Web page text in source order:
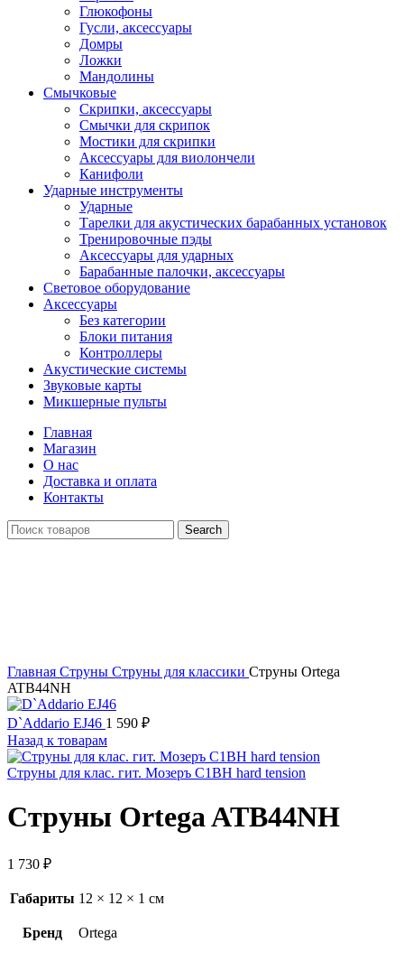
Глюкофоны
Гусли, аксессуары
Домры
Ложки
Мандолины
Смычковые
Скрипки, аксессуары
Смычки для скрипок
Мостики для скрипки
Аксессуары для виолончели
Канифоли
Ударные инструменты
Ударные
Тарелки для акустических барабанных установок
Тренировочные пэды
Аксессуары для ударных
Барабанные палочки, аксессуары
Световое оборудование
Аксессуары
Без категории
Блоки питания
Контроллеры
Акустические системы
Звуковые карты
Микшерные пульты
Главная
Магазин
О нас
Доставка и оплата
Контакты
Search
Главная Струны Струны для классики Струны Ortega
ATB44NH
D`Addario EJ46 1 590 ₽
Назад к товарам
Струны для клас. гит. Мозеръ C1BH hard tension
Струны Ortega ATB44NH
1 730 ₽
Габариты 12 × 12 × 1 см
Бренд Ortega